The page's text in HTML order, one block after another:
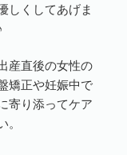
しくしてあげま
産直後の女性の
矯正や妊娠中で
寄り添ってケア
。